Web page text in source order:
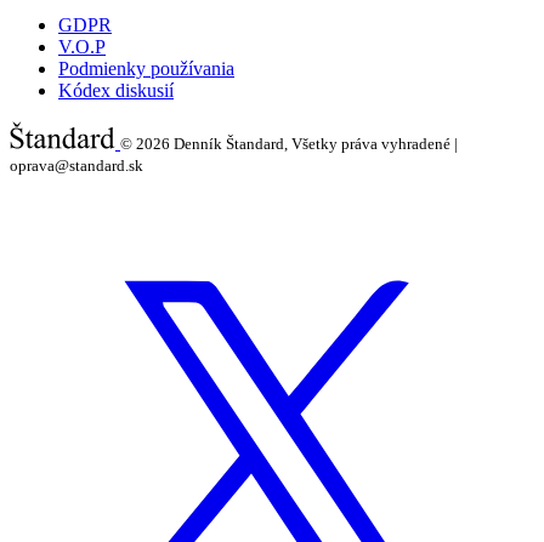
GDPR
V.O.P
Podmienky používania
Kódex diskusií
© 2026 Denník Štandard, Všetky práva vyhradené |
oprava@standard.sk